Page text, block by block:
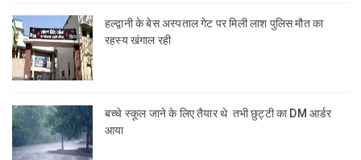
हल्द्वानी के बेस अस्पताल गेट पर मिली लाश पुलिस मौत का
रहस्य खंगाल रही
बच्चे स्कूल जाने के लिए तैयार थे तभी छुट्टी का DM आर्डर
आया